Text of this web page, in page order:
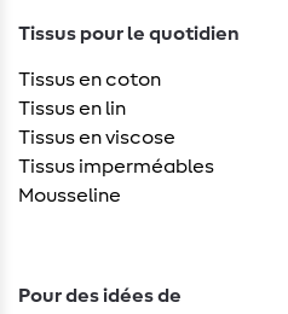
Tissus pour le quotidien
Tissus en coton
Tissus en lin
Tissus en viscose
Tissus imperméables
Mousseline
Pour des idées de